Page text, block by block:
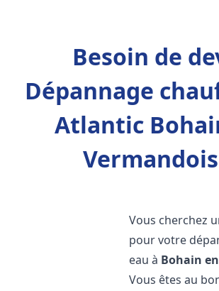
Besoin de
Dépannage
Atlantic
Vous cherchez
pour votre
eau à Bohain
Vous êtes au